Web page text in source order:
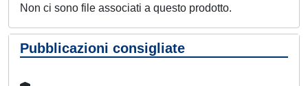
Non ci sono file associati a questo prodotto.
Pubblicazioni consigliate